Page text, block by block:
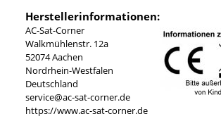
Herstellerinformationen:
AC-Sat-Corner
Walkmühlenstr. 12a
52074 Aachen
Nordrhein-Westfalen
Deutschland
service@ac-sat-corner.de
https://www.ac-sat-corner.de